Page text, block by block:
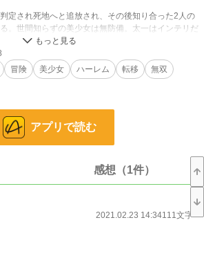
定され死地へと追放され、その後知り合った2人の
。世間知らずの美少女は無防備。太一はインテリだ
冒険をし、先々でトラブルが・・・
228,785 件
件
冒険 美少女 ハーレム 転移
無双
アプリで読む
感想（1件）
2021.02.23 14:34111文字